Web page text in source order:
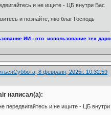
и не ищите - ЦБ внутри Вас
и познайте, яко благ Господь
ИИ - это использование тех
Суббота, 8 февраля, 2025г. 10:32:59
написал(а):
передвигайтесь и не ищите - ЦБ внутри